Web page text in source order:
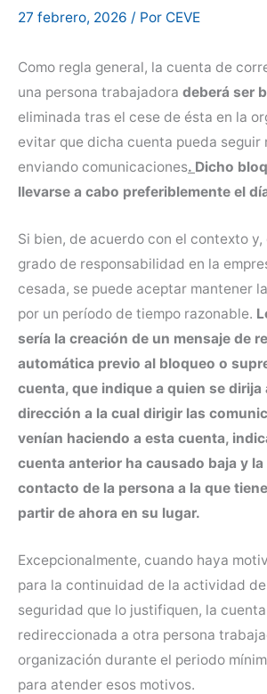
27 febrero, 2026 / Por CEVE
Como regla general, la cuenta de
una persona trabajadora deberá ser
eliminada tras el cese de ésta en la
evitar que dicha cuenta pueda seguir
enviando comunicaciones. Dicho
llevarse a cabo preferiblemente el
Si bien, de acuerdo con el contexto
grado de responsabilidad en la
cesada, se puede aceptar mantener
por un período de tiempo razonable.
sería la creación de un mensaje de
automática previo al bloqueo o
cuenta, que indique a quien se dirija
dirección a la cual dirigir las
venían haciendo a esta cuenta,
cuenta anterior ha causado baja y
contacto de la persona a la que
partir de ahora en su lugar.
Excepcionalmente, cuando haya
para la continuidad de la actividad
seguridad que lo justifiquen, la
redireccionada a otra persona
organización durante el periodo
para atender esos motivos.